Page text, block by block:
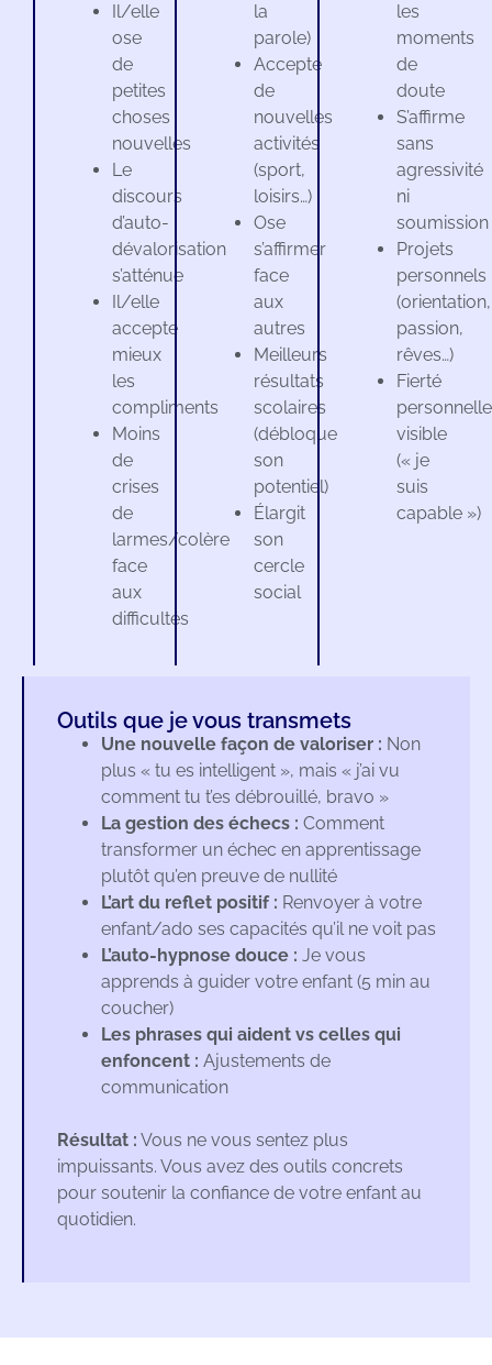
Il/elle
ose
de
petites
choses
nouvelles
Le
discours
d’auto-
dévalorisation
s’atténue
Il/elle
accepte
mieux
les
compliments
Moins
de
crises
de
larmes/colère
face
aux
difficultés
la
parole)
Accepte
de
nouvelles
activités
(sport,
loisirs…)
Ose
s’affirmer
face
aux
autres
Meilleurs
résultats
scolaires
(débloque
son
potentiel)
Élargit
son
cercle
social
les
moments
de
doute
S’affirme
sans
agressivité
ni
soumission
Projets
personnels
(orientation,
passion,
rêves…)
Fierté
personnelle
visible
(« je
suis
capable »)
Outils que je vous transmets
Une nouvelle façon de valoriser : Non
plus « tu es intelligent », mais « j’ai vu
comment tu t’es débrouillé, bravo »
La gestion des échecs : Comment
transformer un échec en apprentissage
plutôt qu’en preuve de nullité
L’art du reflet positif : Renvoyer à votre
enfant/ado ses capacités qu’il ne voit pas
L’auto-hypnose douce : Je vous
apprends à guider votre enfant (5 min au
coucher)
Les phrases qui aident vs celles qui
enfoncent : Ajustements de
communication
Résultat : Vous ne vous sentez plus
impuissants. Vous avez des outils concrets
pour soutenir la confiance de votre enfant au
quotidien.